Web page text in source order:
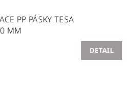
PP PÁSKY TESA
MM
DETAIL